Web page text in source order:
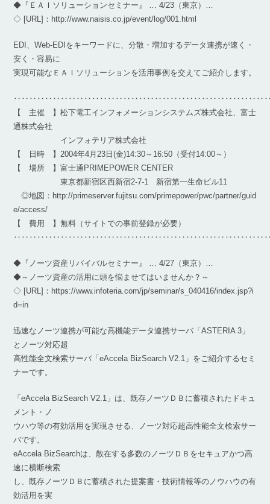
◆『ＥＡＩソリューションセミナー』 … 4/23（東京）…
◇ [URL]：http://www.naisis.co.jp/event/log/001.html
EDI、Web-EDIをキーワードに、分散・増加するデータ連携が速く・
安く・容易に
実現可能なＥＡＩソリューションを活用事例を交えてご紹介します。
【 主催 】松下電工インフォメーションシステムズ株式会社、富士
通株式会社
インフォテリア株式会社
【 日時 】2004年4月23日(金)14:30～16:50（受付14:00～）
【 場所 】富士通PRIMEPOWER CENTER
東京都新宿区西新宿2-7-1 新宿第一生命ビル11
◎地図：http://primeserver.fujitsu.com/primepower/pwc/partner/guid
e/access/
【 費用 】無料（サイトでの事前登録が必要）
◆『ノーツ資産リバイバルセミナー』 … 4/27（東京）…
◆～ノーツ資産の活用に頭を悩ませてはいませんか？～
◇ [URL]：https://www.infoteria.com/jp/seminar/s_040416/index.jsp?i
d=in
迅速なノーツ連携が可能な高機能データ連携サーバ「ASTERIA 3」
とノーツ対応超
高性能全文検索サーバ「eAccela BizSearch V2.1」をご紹介するセミ
ナーです。
「eAccela BizSearch V2.1」は、既存ノーツＤＢに蓄積されたドキュ
メント・ノ
ウハウ等の有効活用を実現させる、ノーツ対応超高性能全文検索サー
バです。
eAccela BizSearchは、散在する多数のノーツＤＢをセキュアかつ高
速に横断検索
し、既存ノーツＤＢに蓄積された提案書・技術情報等のノウハウの有
効活用を実